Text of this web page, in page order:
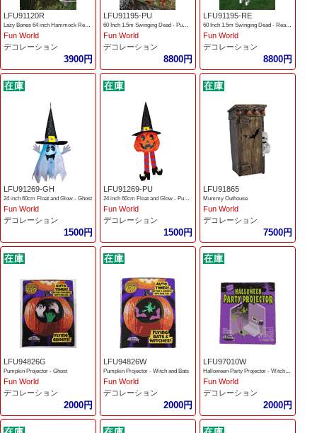
LFU91120R
Lazy Bones 64 inch Hammock Reaper
Fun World
デコレーション
3900円
LFU91195-PU
60 Inch 1.5m Swinging Dead - Pumpkin
Fun World
デコレーション
8800円
LFU91195-RE
60 Inch 1.5m Swinging Dead - Reaper
Fun World
デコレーション
8800円
LFU91269-GH
24 inch 60cm Float and Glow - Ghost
Fun World
デコレーション
1500円
LFU91269-PU
Fun World
デコレーション
1500円
LFU91865
Mummy Outhouse
Fun World
デコレーション
7500円
LFU94826G
Pumpkin Projector - Ghost
Fun World
デコレーション
2000円
LFU94826W
Pumpkin Projector - Witch and Bats
Fun World
デコレーション
2000円
LFU97010W
Halloween Party Projector - Witch and Bats
Fun World
デコレーション
2000円